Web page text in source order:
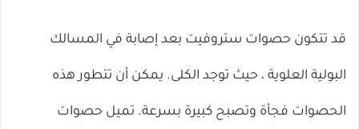
قد تتكون حصوات ستروفيت بعد إصابة في المسالك
البولية العلوية ، حيث توجد الكلى. يمكن أن تتطور هذه
الحصوات فجأة وتصبح كبيرة بسرعة. تميل حصوات